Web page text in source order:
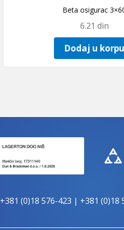
Beta osigurac
6.21 din
Dodaj u korpu
+381 (0)18 576-423 | +381 (0)18